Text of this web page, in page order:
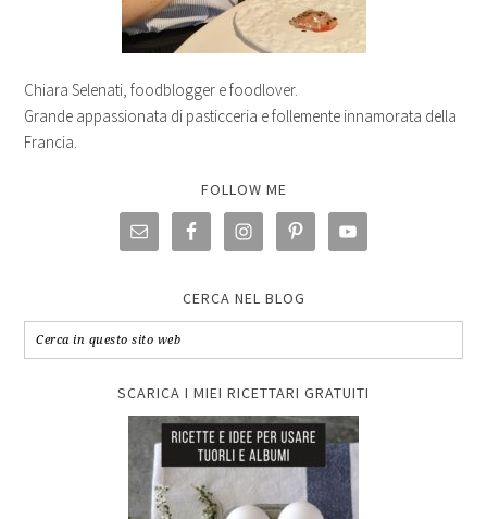
Chiara Selenati, foodblogger e foodlover.
Grande appassionata di pasticceria e follemente innamorata della
Francia.
FOLLOW ME
CERCA NEL BLOG
SCARICA I MIEI RICETTARI GRATUITI